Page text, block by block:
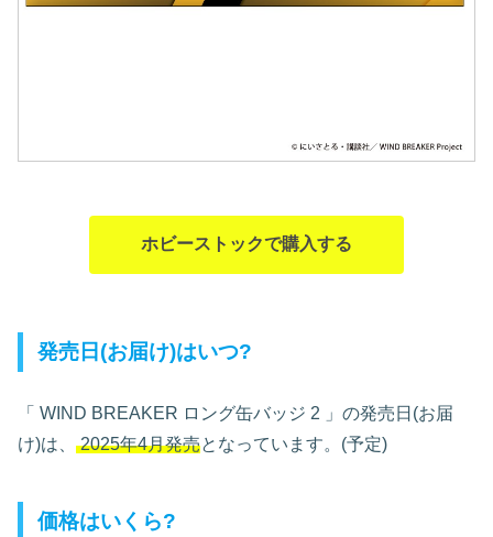
ホビーストックで購入する
発売日(お届け)はいつ?
「 WIND BREAKER ロング缶バッジ 2 」の発売日(お届
け)は、 2025年4月発売となっています。(予定)
価格はいくら?